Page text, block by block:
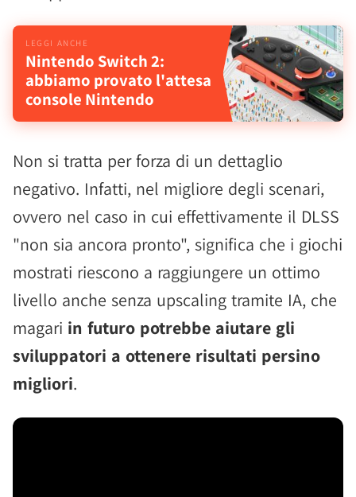
Nintendo Switch 2:
abbiamo provato l'attesa
console Nintendo
Non si tratta per forza di un dettaglio
negativo. Infatti, nel migliore degli scenari,
ovvero nel caso in cui effettivamente il DLSS
"non sia ancora pronto", significa che i giochi
mostrati riescono a raggiungere un ottimo
livello anche senza upscaling tramite IA, che
magari in futuro potrebbe aiutare gli
sviluppatori a ottenere risultati persino
migliori.